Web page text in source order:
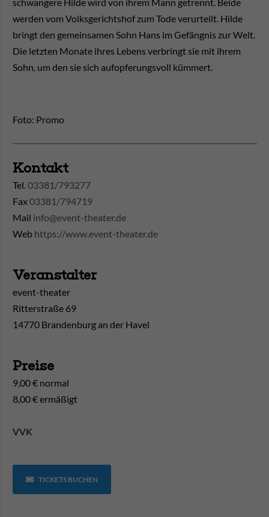
schwangere Hilde wird von ihrem Mann getrennt. Beide
werden vom Volksgerichtshof zum Tode verurteilt. Hilde
bringt den gemeinsamen Sohn Hans im Gefängnis zur Welt.
Die letzten Monate ihres Lebens verbringt sie mit ihrem
Sohn, um den sie sich aufopferungsvoll kümmert.
Foto: Promo
Kontakt
Tel.03381/793277
Fax03381/794719
Mail info@event-theater.de
Web https://www.event-theater.de
Veranstalter
event-theater
Ritterstraße 69
14770 Brandenburg an der Havel
Preise
9,00 € normal
8,00 € ermäßigt
VVK
TICKETS BUCHEN